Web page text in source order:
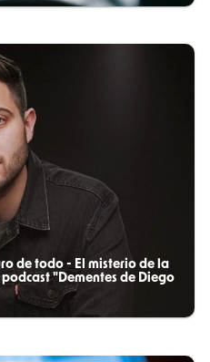
de todo - El misterio de la
"Dementes de Diego